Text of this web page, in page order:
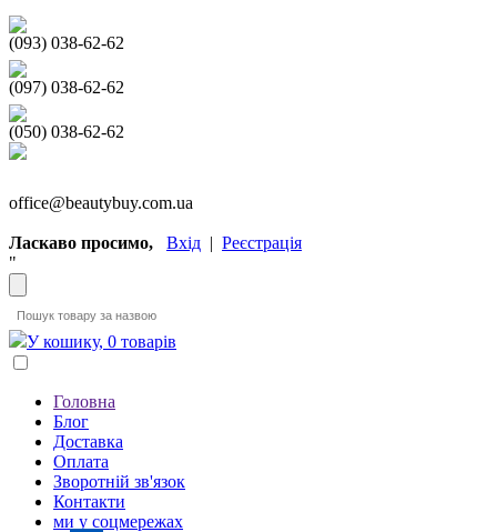
(093) 038-62-62
(097) 038-62-62
(050) 038-62-62
office@beautybuy.com.ua
Ласкаво просимо, Вхід | Реєстрація
"
У кошику, 0 товарів
Головна
Блог
Доставка
Оплата
Зворотній зв'язок
Контакти
ми у соцмережах